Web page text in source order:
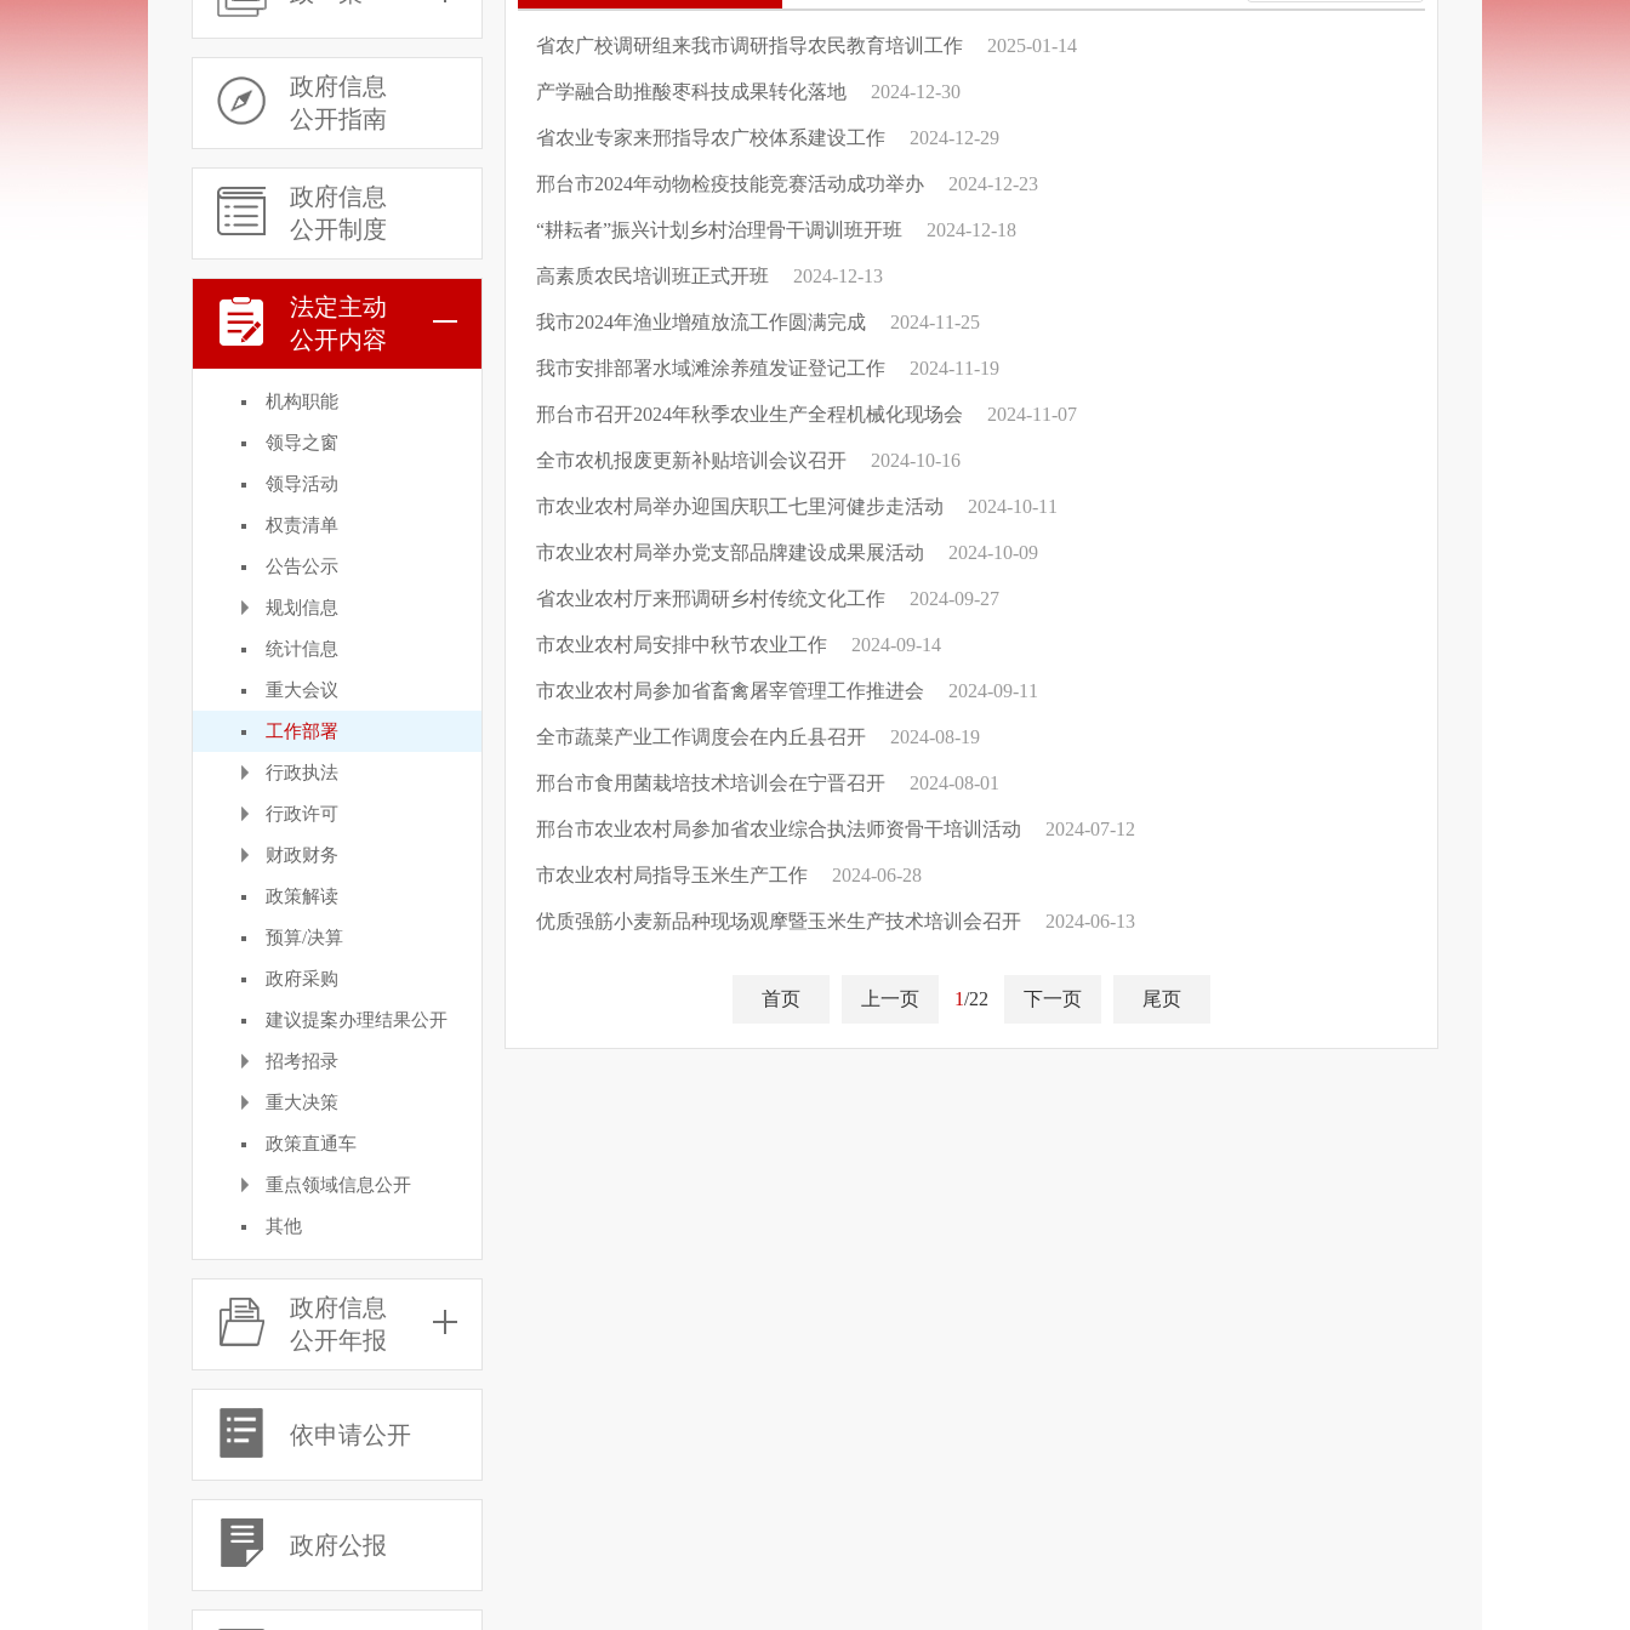
政府信息
公开指南
政府信息
公开制度
法定主动
公开内容
机构职能
领导之窗
领导活动
权责清单
公告公示
规划信息
统计信息
重大会议
工作部署
行政执法
行政许可
财政财务
政策解读
预算/决算
政府采购
建议提案办理结果公开
招考招录
重大决策
政策直通车
重点领域信息公开
其他
政府信息
公开年报
依申请公开
政府公报
省农广校调研组来我市调研指导农民教育培训工作 2025-01-14
产学融合助推酸枣科技成果转化落地 2024-12-30
省农业专家来邢指导农广校体系建设工作 2024-12-29
邢台市2024年动物检疫技能竞赛活动成功举办 2024-12-23
“耕耘者”振兴计划乡村治理骨干调训班开班 2024-12-18
高素质农民培训班正式开班 2024-12-13
我市2024年渔业增殖放流工作圆满完成 2024-11-25
我市安排部署水域滩涂养殖发证登记工作 2024-11-19
邢台市召开2024年秋季农业生产全程机械化现场会 2024-11-07
全市农机报废更新补贴培训会议召开 2024-10-16
市农业农村局举办迎国庆职工七里河健步走活动 2024-10-11
市农业农村局举办党支部品牌建设成果展活动 2024-10-09
省农业农村厅来邢调研乡村传统文化工作 2024-09-27
市农业农村局安排中秋节农业工作 2024-09-14
市农业农村局参加省畜禽屠宰管理工作推进会 2024-09-11
全市蔬菜产业工作调度会在内丘县召开 2024-08-19
邢台市食用菌栽培技术培训会在宁晋召开 2024-08-01
邢台市农业农村局参加省农业综合执法师资骨干培训活动 2024-07-12
市农业农村局指导玉米生产工作 2024-06-28
优质强筋小麦新品种现场观摩暨玉米生产技术培训会召开 2024-06-13
首页 上一页 1/22 下一页 尾页